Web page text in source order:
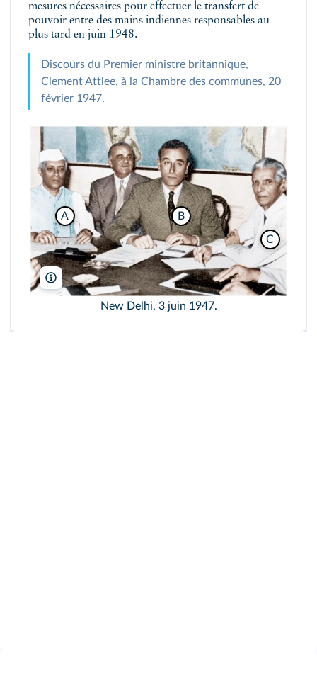
mesures nécessaires pour effectuer le transfert de
pouvoir entre des mains indiennes responsables au
plus tard en juin 1948.
Discours du Premier ministre britannique,
Clement Attlee, à la Chambre des communes, 20
février 1947.
A B
C
GandhiServe India/AKG
New Delhi, 3 juin 1947.